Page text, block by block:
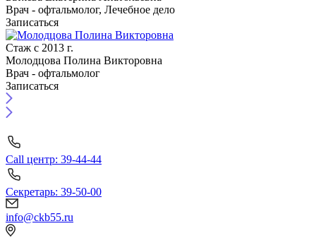
Врач - офтальмолог, Лечебное дело
Записаться
Стаж с 2013 г.
Молодцова Полина Викторовна
Врач - офтальмолог
Записаться
Call центр: 39-44-44
Секретарь: 39-50-00
info@ckb55.ru